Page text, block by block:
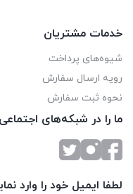
خدمات مشتریان
شیوه‌های پرداخت
رویه ارسال سفارش
نحوه ثبت سفارش
ما را در شبکه‌های
لطفا ایمیل خود را وارد